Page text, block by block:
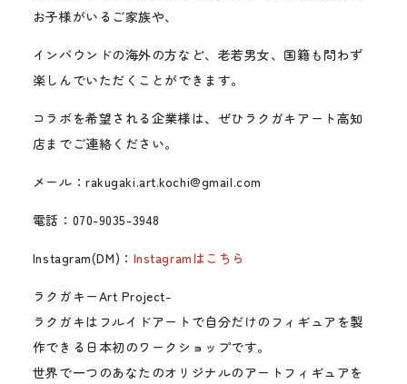
お子様がいるご家族や、
インバウンドの海外の方など、老若男女、国籍も問わず
楽しんでいただくことができます。
コラボを希望される企業様は、ぜひラクガキアート高知
店までご連絡ください。
メール：rakugaki.art.kochi@gmail.com
電話：070-9035-3948
Instagram(DM)： Instagramはこちら
ラクガキーArt Project-
ラクガキはフルイドアートで自分だけのフィギュアを製
作できる日本初のワークショップです。
世界で一つのあなたのオリジナルのアートフィギュアを